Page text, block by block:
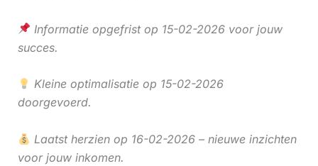
Informatie opgefrist op 15-02-2026 voor jouw
succes.
Kleine optimalisatie op 15-02-2026
doorgevoerd.
Laatst herzien op 16-02-2026 – nieuwe inzichten
voor jouw inkomen.